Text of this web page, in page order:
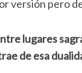
versión pero
lugares
de esa